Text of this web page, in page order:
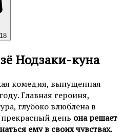
18
Нодзаки-куна
комедия, выпущенная
Главная героиня,
глубоко влюблена в
день она решает
ему в своих чувствах,